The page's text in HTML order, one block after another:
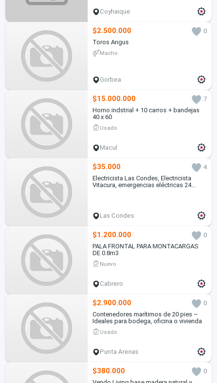
Coyhaique
$2.500.000
0
Toros Angus
Macho
Gorbea
$15.000.000
7
Horno indstrial + 10 carros + bandejas
40 x 60
Usado
Macul
$35.000
4
Electricista Las Condes, Electricista
Vitacura, emergencias eléctricas 24
Las Condes
$1.200.000
0
PALA FRONTAL PARA MONTACARGAS
DE 0.8m3
Nuevo
Cabrero
$2.900.000
0
Contenedores marítimos de 20 pies –
Ideales para bodega, oficina o vivienda
Usado
Punta Arenas
$380.000
0